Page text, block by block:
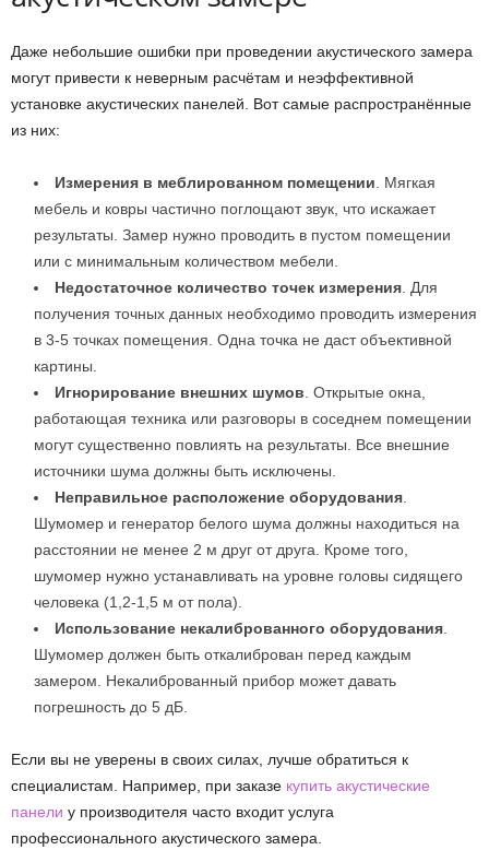
Даже небольшие ошибки при проведении акустического замера
могут привести к неверным расчётам и неэффективной
установке акустических панелей. Вот самые распространённые
из них:
Измерения в меблированном помещении. Мягкая
мебель и ковры частично поглощают звук, что искажает
результаты. Замер нужно проводить в пустом помещении
или с минимальным количеством мебели.
Недостаточное количество точек измерения. Для
получения точных данных необходимо проводить измерения
в 3-5 точках помещения. Одна точка не даст объективной
картины.
Игнорирование внешних шумов. Открытые окна,
работающая техника или разговоры в соседнем помещении
могут существенно повлиять на результаты. Все внешние
источники шума должны быть исключены.
Неправильное расположение оборудования.
Шумомер и генератор белого шума должны находиться на
расстоянии не менее 2 м друг от друга. Кроме того,
шумомер нужно устанавливать на уровне головы сидящего
человека (1,2-1,5 м от пола).
Использование некалиброванного оборудования.
Шумомер должен быть откалиброван перед каждым
замером. Некалиброванный прибор может давать
погрешность до 5 дБ.
Если вы не уверены в своих силах, лучше обратиться к
специалистам. Например, при заказе купить акустические
панели у производителя часто входит услуга
профессионального акустического замера.